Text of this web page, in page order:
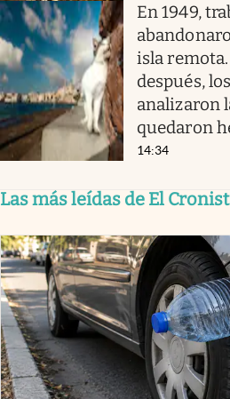
En 1949,
isla
después,
analizaron
quedaron
14:34
Las más leídas de El